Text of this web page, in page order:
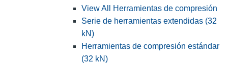
View All Herramientas de compresión
Serie de herramientas extendidas (32
kN)
Herramientas de compresión estándar
(32 kN)